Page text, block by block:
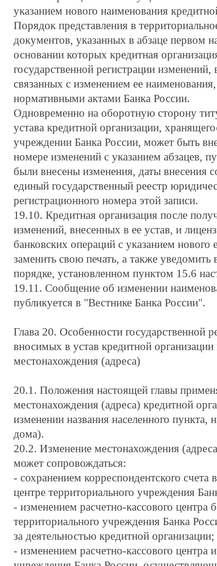
указанием нового наименования
Порядок представления в
документов, указанных в абзаце первом
основании которых кредитная
государственной регистрации
связанных с изменением ее
нормативными актами Банка России.
Одновременно на оборотную сторону
устава кредитной организации,
учреждении Банка России, может быть
номере изменений с указанием абзацев,
были внесены изменения, даты внесения
единый государственный реестр
регистрационного номера этой записи.
19.10. Кредитная организация после
изменений, внесенных в ее устав, и
банковских операций с указанием
заменить свою печать, а также уведомить
порядке, установленном пунктом 15.6
19.11. Сообщение об изменении
публикуется в "Вестнике Банка России".
Глава 20. Особенности государственной
вносимых в устав кредитной
местонахождения (адреса)
20.1. Положения настоящей главы
местонахождения (адреса) кредитной
изменении названия населенного пункта,
дома).
20.2. Изменение местонахождения
может сопровождаться:
- сохранением корреспондентского счета
центре территориального учреждения
- изменением расчетно-кассового центра
территориального учреждения Банка
за деятельностью кредитной организации;
- изменением расчетно-кассового центра